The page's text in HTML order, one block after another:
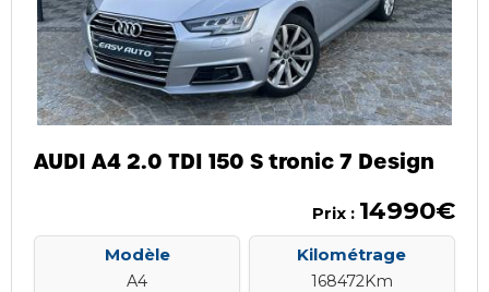
AUDI A4 2.0 TDI 150 S tronic 7 Design
Prix : 14990€
Modèle
A4
Kilométrage
168472Km